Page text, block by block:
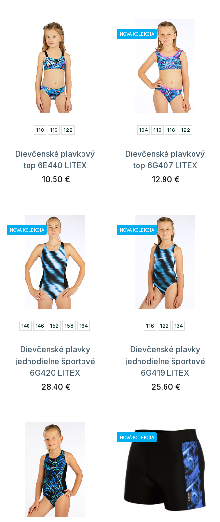
110 116 122
Dievčenské plavkový
top 6E440 LITEX
10.50 €
NOVÁ KOLEKCIA
104 110 116 122
Dievčenské plavkový
top 6G407 LITEX
12.90 €
NOVÁ KOLEKCIA
140 146 152 158 164
Dievčenské plavky
jednodielne športové
6G420 LITEX
28.40 €
NOVÁ KOLEKCIA
116 122 134
Dievčenské plavky
jednodielne športové
6G419 LITEX
25.60 €
NOVÁ KOLEKCIA